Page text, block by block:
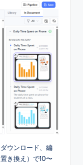
ウンロード、編
き換え）で10〜